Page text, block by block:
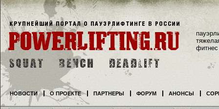
фитнес
НОВОСТИ О ПРОЕКТЕ ПАРТНЕРЫ ФОРУМ АНОНСЫ